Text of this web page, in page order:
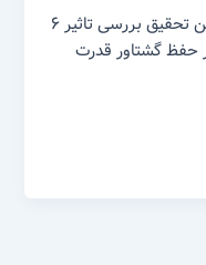
[metaslider id=602] چکیده هدف این تحقیق بررسی تاثیر ۶
حفظ گشتاور قدرت